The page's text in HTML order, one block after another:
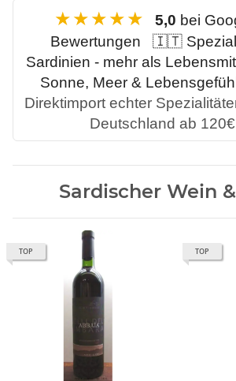
★★★★★ 5,0 bei
Bewertungen 🇮🇹
Sardinien - mehr als
Sonne, Meer &
Direktimport echter
Deutschland ab
Sardischer Wein
TOP TOP